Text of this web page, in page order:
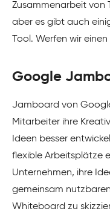
Zusammenarbeit von
aber es gibt auch
Tool. Werfen wir
Google
Jamboard von
Mitarbeiter ihre
Ideen besser
flexible Arbeitsplätze
Unternehmen, ihre
gemeinsam
Whiteboard zu